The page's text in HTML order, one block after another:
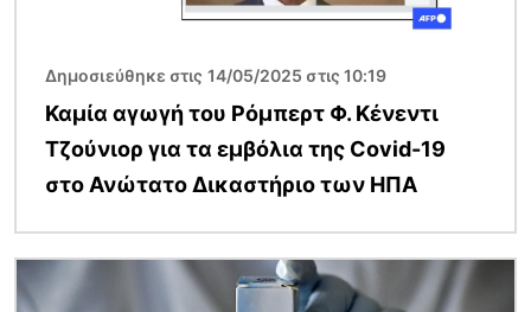
Δημοσιεύθηκε στις 14/05/2025 στις 10:19
Καμία αγωγή του Ρόμπερτ Φ. Κένεντι
Τζούνιορ για τα εμβόλια της Covid-19
στο Ανώτατο Δικαστήριο των ΗΠΑ
Εικόνα